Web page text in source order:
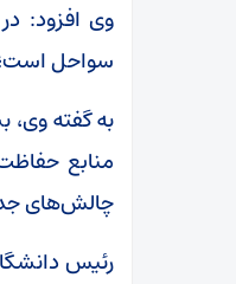
وی افزود:
سواحل است؛
به گفته
منابع
چالش‌های
رئیس